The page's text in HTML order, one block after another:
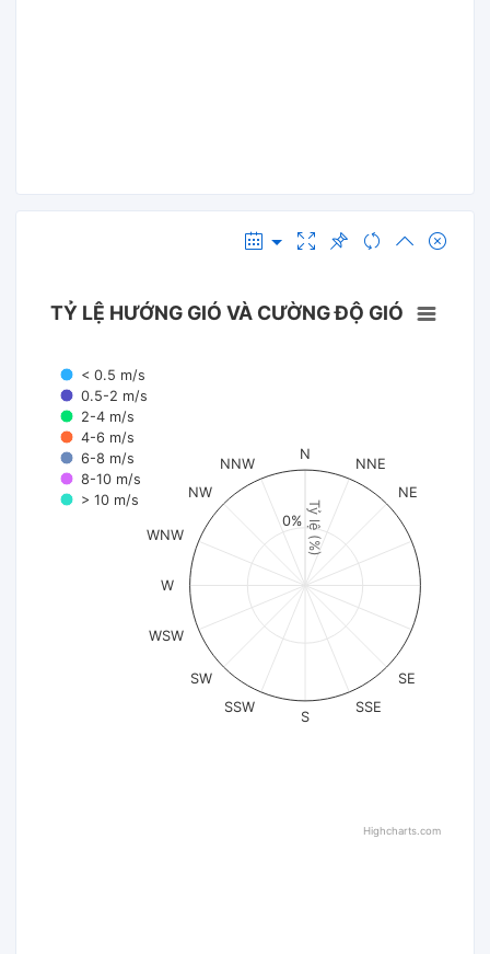
Tỷ lệ (%)
TỶ LỆ HƯỚNG GIÓ VÀ CƯỜNG ĐỘ GIÓ
< 0.5 m/s
0.5-2 m/s
2-4 m/s
4-6 m/s
6-8 m/s
8-10 m/s
> 10 m/s
N
NNE
NE
SE
SSE
S
SSW
SW
WSW
W
WNW
NW
NNW
0%
Highcharts.com